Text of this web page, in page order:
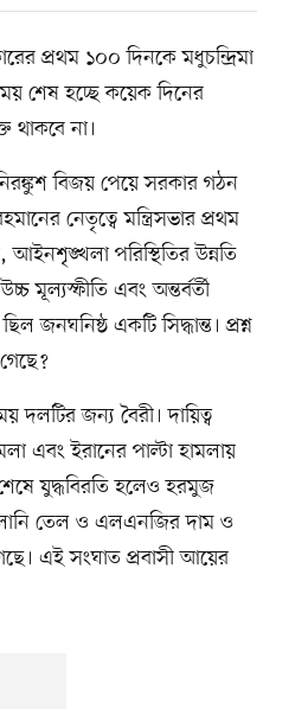
প্রথম ১০০ দিনকে মধুচন্দ্রিমা
শেষ হচ্ছে কয়েক দিনের
থাকবে না।
বিজয় পেয়ে সরকার গঠন
নেতৃত্বে মন্ত্রিসভার প্রথম
আইনশৃঙ্খলা পরিস্থিতির উন্নতি
মূল্যস্ফীতি এবং অন্তর্বর্তী
জনঘনিষ্ঠ একটি সিদ্ধান্ত। প্রশ্ন
জন্য বৈরী। দায়িত্ব
এবং ইরানের পাল্টা হামলায়
শেষে যুদ্ধবিরতি হলেও হরমুজ
তেল ও এলএনজির দাম ও
এই সংঘাত প্রবাসী আয়ের